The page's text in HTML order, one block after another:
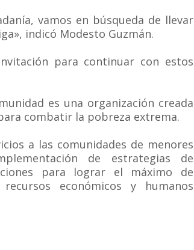
vamos en búsqueda de llevar
indicó Modesto Guzmán.
para continuar con estos
es una organización creada
combatir la pobreza extrema.
a las comunidades de menores
de estrategias de
para lograr el máximo de
económicos y humanos